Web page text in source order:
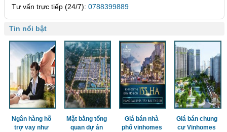
Tư vấn trực tiếp (24/7): 0788399889
Tin nổi bật
Ngân hàng hỗ
trợ vay như
Mặt bằng tổng
quan dự án
Giá bán nhà
phố vinhomes
Giá bán chung
cư Vinhomes